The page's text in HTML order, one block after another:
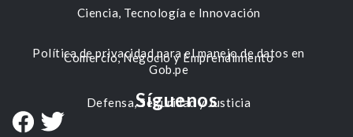
Ciencia, Tecnología e Innovación
Comercio, Negocio y Emprendimiento
Defensa, Seguridad y Justicia
Política de privacidad para el manejo de datos en
Gob.pe
Síguenos